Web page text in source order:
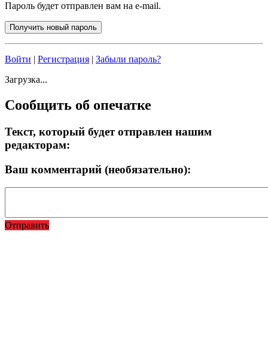
Пароль будет отправлен вам на e-mail.
Войти | Регистрация | Забыли пароль?
Загрузка...
Сообщить об опечатке
Текст, который будет отправлен нашим
редакторам:
Ваш комментарий (необязательно):
Отправить